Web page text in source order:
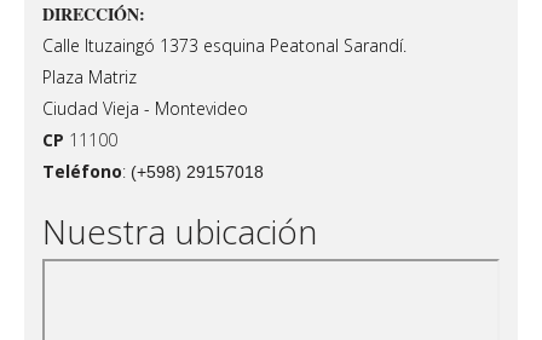
DIRECCIÓN:
Calle Ituzaingó 1373 esquina Peatonal Sarandí.
Plaza Matriz
Ciudad Vieja - Montevideo
CP 11100
Teléfono: (+598) 29157018
Nuestra ubicación